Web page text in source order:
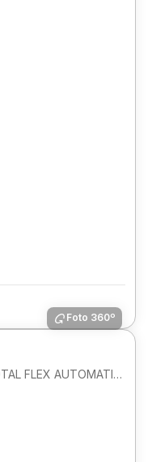
Foto 360º
COMFORTLINE 1.0 200 TSI 12V TOTAL FLEX AUTOMATICO